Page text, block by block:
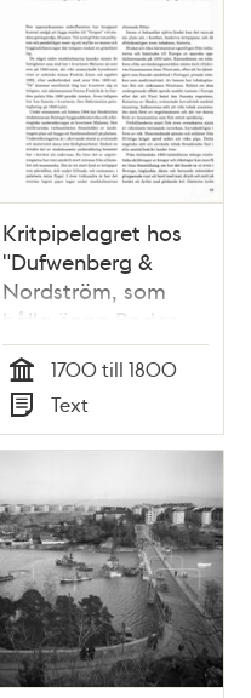
Kritpipelagret hos
"Dufwenberg &
Nordström, som
hålla öpna Bodar
uppå Södermalms
torg" : ett
stadsarkeologiskt
fynd / Jan-Åke
Nelson
Tid
1700 till 1800
Typ
Text